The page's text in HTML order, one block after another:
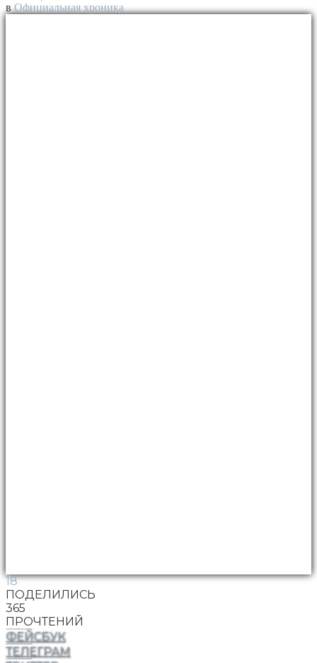
в Официальная хроника
18
ПОДЕЛИЛИСЬ
365
ПРОЧТЕНИЙ
ФЕЙСБУК
ТЕЛЕГРАМ